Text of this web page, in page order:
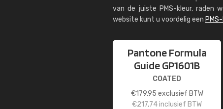
van de juiste PMS-kleur, raden
website kunt u voordelig een
Pantone Formula
Guide GP1601B
COATED
€179,95 exclusief BTW
€217,74inclusief BTW